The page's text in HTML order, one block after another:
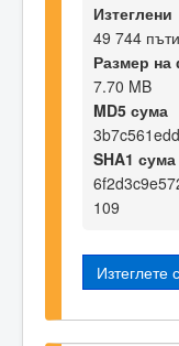
Изтеглени
49 744 пъти
Размер
7.70 MB
MD5 сума
SHA1 сума
109
Изтеглете